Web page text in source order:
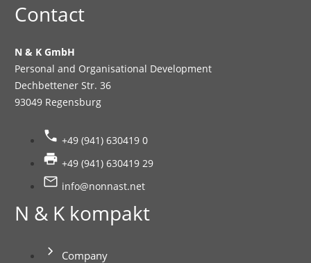
Contact
N & K GmbH
Personal and Organisational Development
Dechbettener Str. 36
93049 Regensburg
+49 (941) 630419 0
+49 (941) 630419 29
info@nonnast.net
N & K kompakt
Company